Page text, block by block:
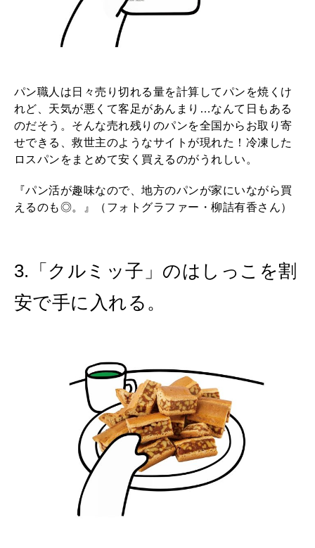
パン職人は日々売り切れる量を計算してパンを焼くけ
れど、天気が悪くて客足があんまり…なんて日もある
のだそう。そんな売れ残りのパンを全国からお取り寄
せできる、救世主のようなサイトが現れた！冷凍した
ロスパンをまとめて安く買えるのがうれしい。
『パン活が趣味なので、地方のパンが家にいながら買
えるのも◎。』（フォトグラファー・柳詰有香さん）
3.「クルミッ子」のはしっこを割
安で手に入れる。